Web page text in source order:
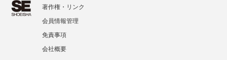
著作権・リンク
会員情報管理
免責事項
会社概要